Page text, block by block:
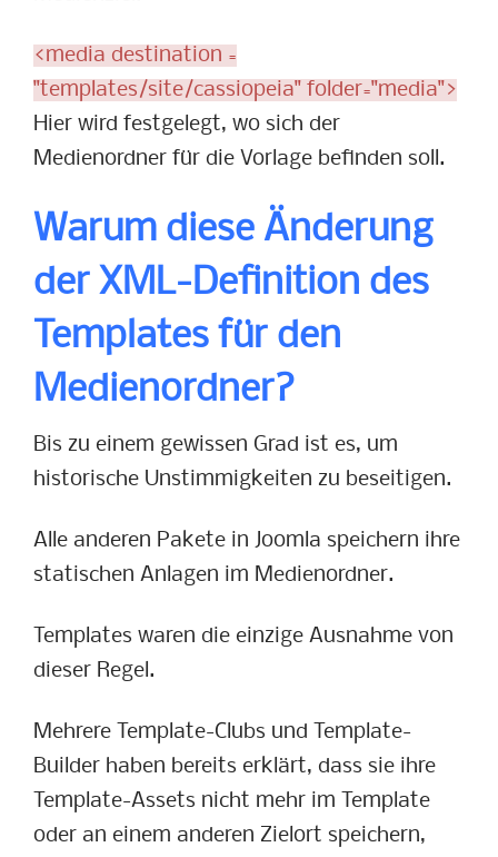
<media destination =
"templates/site/cassiopeia" folder="media">
Hier wird festgelegt, wo sich der
Medienordner für die Vorlage befinden soll.
Warum diese Änderung
der XML-Definition des
Templates für den
Medienordner?
Bis zu einem gewissen Grad ist es, um
historische Unstimmigkeiten zu beseitigen.
Alle anderen Pakete in Joomla speichern ihre
statischen Anlagen im Medienordner.
Templates waren die einzige Ausnahme von
dieser Regel.
Mehrere Template-Clubs und Template-
Builder haben bereits erklärt, dass sie ihre
Template-Assets nicht mehr im Template
oder an einem anderen Zielort speichern,